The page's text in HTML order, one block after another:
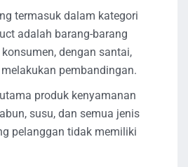
termasuk dalam kategori
adalah barang-barang
dengan santai,
pembandingan.
produk kenyamanan
susu, dan semua jenis
pelanggan tidak memiliki